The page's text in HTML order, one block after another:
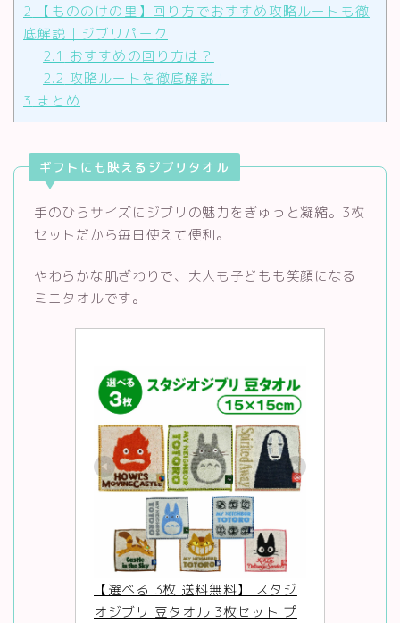
2
【もののけの里】回り方でおすすめ攻略ルートも徹
底解説｜ジブリパーク
2.1 おすすめの回り方は？
2.2 攻略ルートを徹底解説！
3 まとめ
ギフトにも映えるジブリタオル
手のひらサイズにジブリの魅力をぎゅっと凝縮。3枚
セットだから毎日使えて便利。
やわらかな肌ざわりで、大人も子どもも笑顔になる
ミニタオルです。
【選べる 3枚 送料無料】 スタジ
オジブリ 豆タオル 3枚セット プ